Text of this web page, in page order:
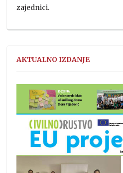
zajednici.
AKTUALNO IZDANJE